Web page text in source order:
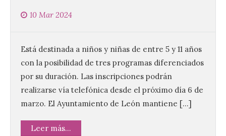
10 Mar 2024
Está destinada a niños y niñas de entre 5 y 11 años
con la posibilidad de tres programas diferenciados
por su duración. Las inscripciones podrán
realizarse vía telefónica desde el próximo día 6 de
marzo. El Ayuntamiento de León mantiene […]
Leer más...